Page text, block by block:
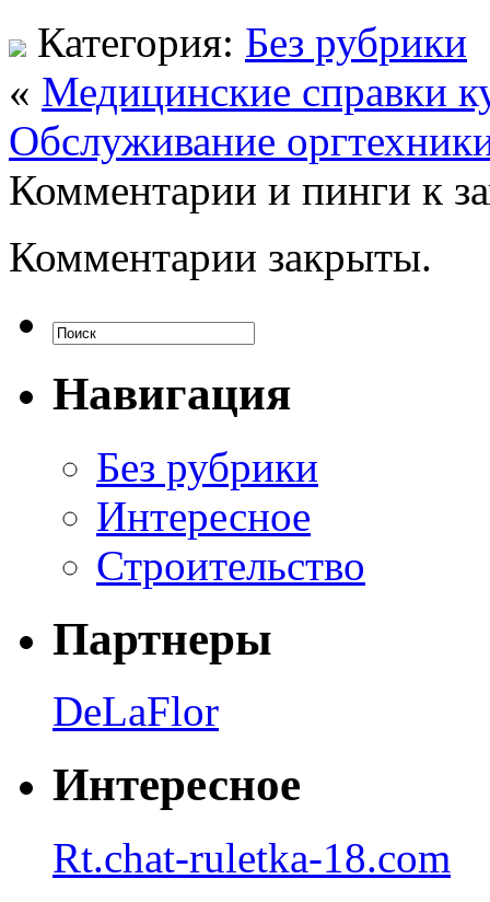
Категория: Без рубрики
« Медицинские справки
Обслуживание
Комментарии и пинги к
Комментарии закрыты.
Навигация
Без рубрики
Интересное
Строительство
Партнеры
DeLaFlor
Интересное
Rt.chat-ruletka-18.com